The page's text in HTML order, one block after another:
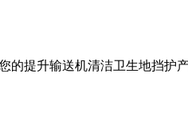
的提升输送机清洁卫生地挡